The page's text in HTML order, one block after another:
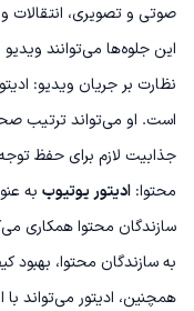
صوتی و تصویری، انتقالات
این جلوه‌ها می‌توانند
نظارت بر جریان ویدیو:
است. او می‌تواند ترتیب
جذابیت لازم برای حفظ توجه
محتوا: ادیتور یوتیوب به
سازندگان محتوا همکاری
به سازندگان محتوا،
همچنین، ادیتور می‌تواند